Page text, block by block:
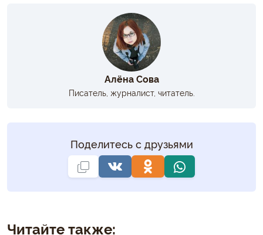
Алёна Сова
Писатель, журналист, читатель.
Поделитесь с друзьями
Читайте также: